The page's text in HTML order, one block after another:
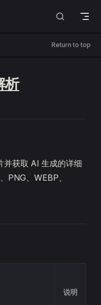
Return to top
析
并获取 AI 生成的详细
PNG、WEBP、
说明